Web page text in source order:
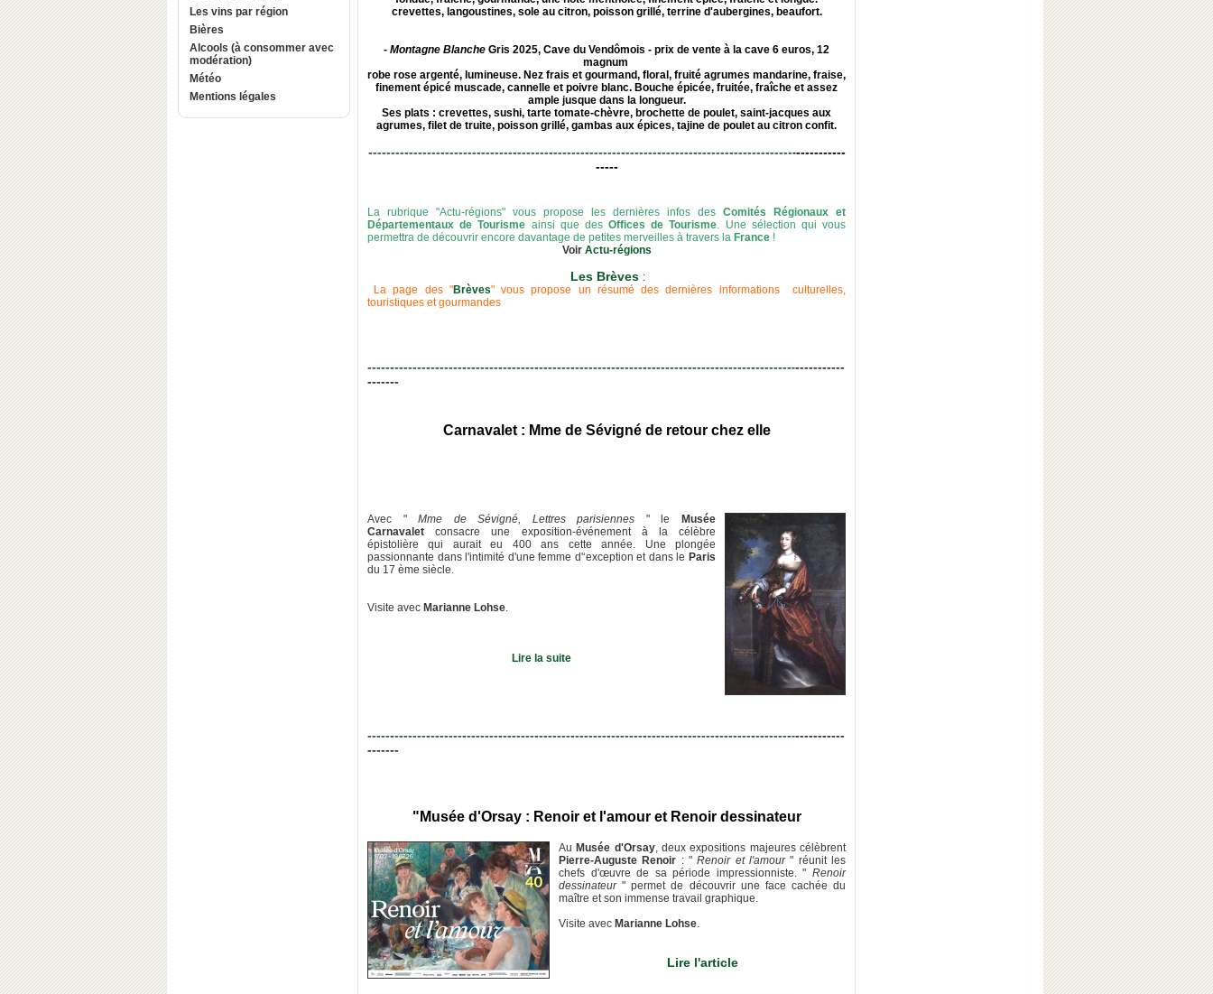
Les vins par région
Bières
Alcools (à consommer avec
modération)
Météo
Mentions légales
crevettes, langoustines, sole au citron, poisson grillé, terrine d'aubergines, beaufort.
- Montagne Blanche Gris 2025, Cave du Vendômois - prix de vente à la cave 6 euros, 12
magnum
robe rose argenté, lumineuse. Nez frais et gourmand, floral, fruité agrumes mandarine, fraise,
finement épicé muscade, cannelle et poivre blanc. Bouche épicée, fruitée, fraîche et assez
ample jusque dans la longueur.
Ses plats : crevettes, sushi, tarte tomate-chèvre, brochette de poulet, saint-jacques aux
agrumes, filet de truite, poisson grillé, gambas aux épices, tajine de poulet au citron confit.
----------------------------------------------------------------------------------------------------------
-----
La rubrique "Actu-régions" vous propose les dernières infos des Comités Régionaux et
Départementaux de Tourisme ainsi que desOffices de Tourisme. Une sélection qui vous
permettra de découvrir encore davantage de petites merveilles à travers la France !
Voir Actu-régions
Les Brèves :
La page des "Brèves" vous propose un résumé des dernières informations culturelles,
touristiques et gourmandes
----------------------------------------------------------------------------------------------------------
-------
Carnavalet : Mme de Sévigné de retour chez elle
Avec "Mme de Sévigné, Lettres parisiennes " le
Musée
Carnavalet consacre une exposition-événement à la célèbre
épistolière qui aurait eu 400 ans cette année. Une plongée
passionnante dans l'intimité d'une femme d'‘exception et dans le Paris
du 17 ème siècle.
Visite avec Marianne Lohse.
Lire la suite
----------------------------------------------------------------------------------------------------------
-------
"Musée d'Orsay : Renoir et l'amour et Renoir dessinateur
Au Musée d'Orsay, deux expositions majeures célèbrent
Pierre-Auguste Renoir : "Renoir et l'amour" réunit les
chefs d'œuvre de sa période impressionniste. " Renoir
dessinateur" permet de découvrir une face cachée du
maître et son immense travail graphique.
Visite avec Marianne Lohse.
Lire l'article